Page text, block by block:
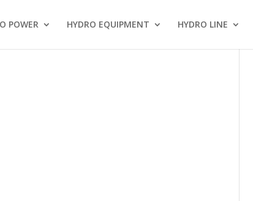
POWER HYDRO EQUIPMENT HYDRO LINE